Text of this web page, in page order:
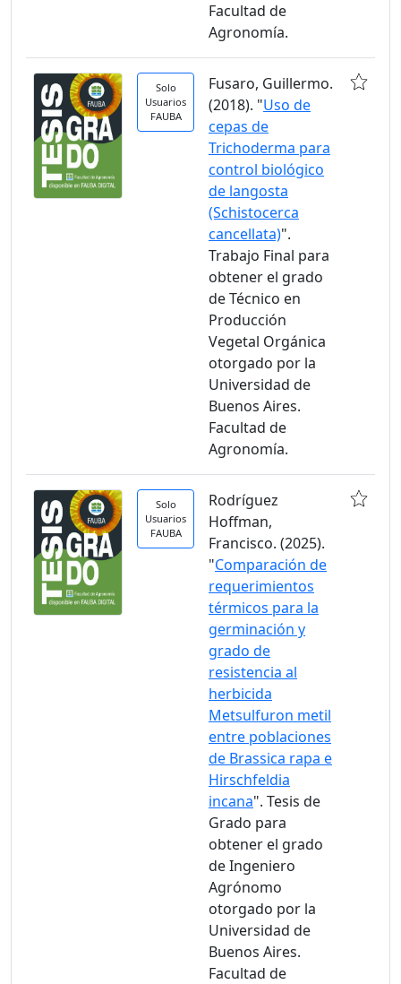
Facultad de
Agronomía.
Solo
Usuarios
FAUBA
Fusaro, Guillermo.
(2018). "Uso de
cepas de
Trichoderma para
control biológico
de langosta
(Schistocerca
cancellata)".
Trabajo Final para
obtener el grado
de Técnico en
Producción
Vegetal Orgánica
otorgado por la
Universidad de
Buenos Aires.
Facultad de
Agronomía.
Solo
Usuarios
FAUBA
Rodríguez
Hoffman,
Francisco. (2025).
"Comparación de
requerimientos
térmicos para la
germinación y
grado de
resistencia al
herbicida
Metsulfuron metil
entre poblaciones
de Brassica rapa e
Hirschfeldia
incana". Tesis de
Grado para
obtener el grado
de Ingeniero
Agrónomo
otorgado por la
Universidad de
Buenos Aires.
Facultad de